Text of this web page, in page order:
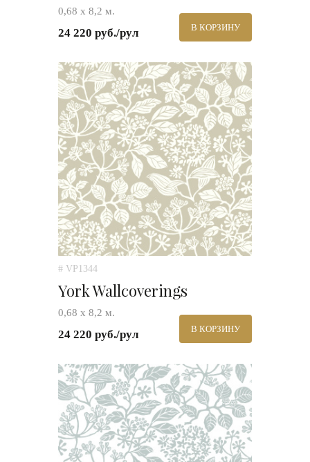
0,68 х 8,2 м.
24 220 руб./рул В КОРЗИНУ
# VP1344
York Wallcoverings
0,68 х 8,2 м.
24 220 руб./рул В КОРЗИНУ